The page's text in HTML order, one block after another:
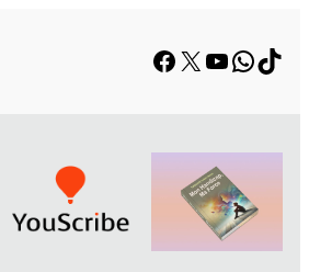
Facebook
X YouTube